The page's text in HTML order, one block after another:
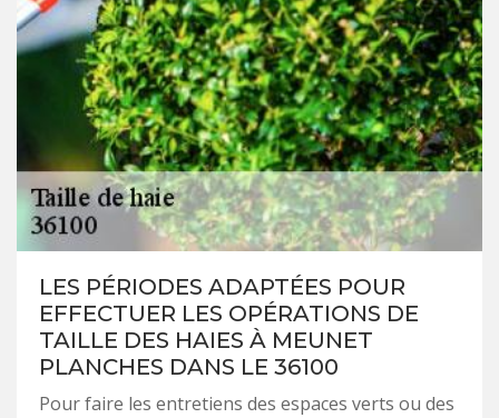
LES PÉRIODES ADAPTÉES POUR
EFFECTUER LES OPÉRATIONS DE
TAILLE DES HAIES À MEUNET
PLANCHES DANS LE 36100
Pour faire les entretiens des espaces verts ou des